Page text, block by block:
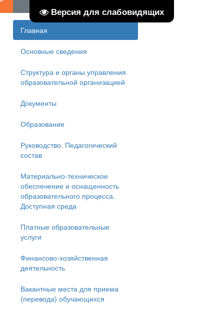
Версия для слабовидящих
творчества детей и юношества
Главная
Основные сведения
Структура и органы управления
образовательной организацией
Документы
Образование
Руководство. Педагогический
состав
Материально-техническое
обеспечение и оснащенность
образовательного процесса.
Доступная среда
Платные образовательные
услуги
Финансово-хозяйственная
деятельность
Вакантные места для приема
(перевода) обучающихся